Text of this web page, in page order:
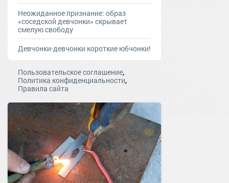
Неожиданное признание: образ
«соседской девчонки» скрывает
смелую свободу
Девчонки-девчонки короткие юбчонки!
Пользовательское соглашение,
Политика конфиденциальности,
Правила сайта